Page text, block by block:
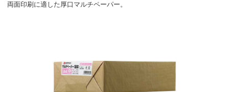
両面印刷に適した厚口マルチペーパー。